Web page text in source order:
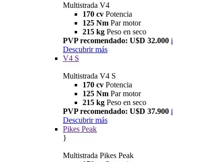
Multistrada V4
170 cv Potencia
125 Nm Par motor
215 kg Peso en seco
PVP recomendado: U$D 32.000 i
Descubrir más
V4 S
Multistrada V4 S
170 cv Potencia
125 Nm Par motor
215 kg Peso en seco
PVP recomendado: U$D 37.900 i
Descubrir más
Pikes Peak
}
Multistrada Pikes Peak